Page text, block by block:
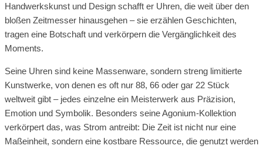
Handwerkskunst und Design schafft er Uhren, die weit über den
bloßen Zeitmesser hinausgehen – sie erzählen Geschichten,
tragen eine Botschaft und verkörpern die Vergänglichkeit des
Moments.
Seine Uhren sind keine Massenware, sondern streng limitierte
Kunstwerke, von denen es oft nur 88, 66 oder gar 22 Stück
weltweit gibt – jedes einzelne ein Meisterwerk aus Präzision,
Emotion und Symbolik. Besonders seine Agonium-Kollektion
verkörpert das, was Strom antreibt: Die Zeit ist nicht nur eine
Maßeinheit, sondern eine kostbare Ressource, die genutzt werden